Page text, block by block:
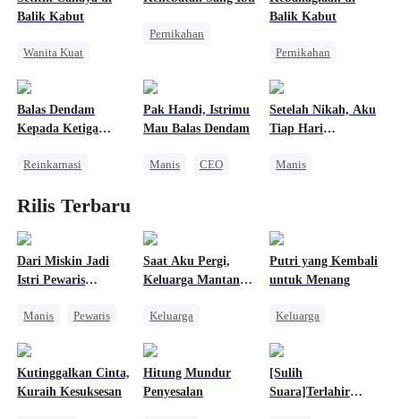
Balik Kabut
Wanita Kuat
Perceraian
Pernikahan
OB
Pembalasan
Balik Kabut
Pernikahan
Salah Paham
Balas Dendam
Kepada Ketiga
Reinkarnasi
Wanita Kuat
Pembalasan
Menghukum Mantan Jahat
Pak Handi, Istrimu
Mau Balas Dendam
Manis
CEO
Dokter Ajaib
Setelah Nikah, Aku
Tiap Hari
Manis
Wanita Kuat
Cinta Setelah Menikah
Nikah Kontrak
Rilis Terbaru
Dari Miskin Jadi
Istri Pewaris
Manis
Pewaris
Dewasa Muda
Saat Aku Pergi,
Keluarga Mantan
Keluarga
Putri yang Kembali
untuk Menang
Keluarga
Pasangan Kuat
Kutinggalkan Cinta,
Kuraih Kesuksesan
Hitung Mundur
Penyesalan
[Sulih
Suara]Terlahir